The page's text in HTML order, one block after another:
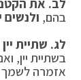
לב. את
בהם,
לג. שתיית
בשתיית יין,
אזמרה לשמך